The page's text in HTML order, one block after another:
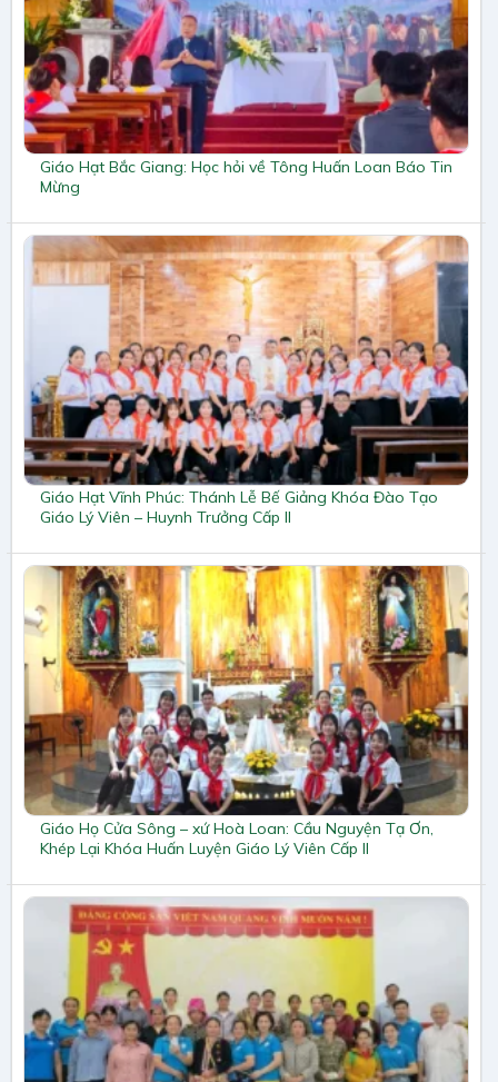
Giáo Hạt Bắc Giang: Học hỏi về Tông Huấn Loan Báo Tin
Mừng
Giáo Hạt Vĩnh Phúc: Thánh Lễ Bế Giảng Khóa Đào Tạo
Giáo Lý Viên – Huynh Trưởng Cấp II
Giáo Họ Cửa Sông – xứ Hoà Loan: Cầu Nguyện Tạ Ơn,
Khép Lại Khóa Huấn Luyện Giáo Lý Viên Cấp II